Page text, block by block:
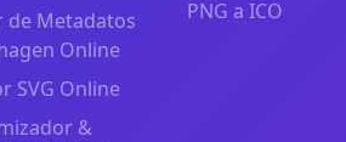
de Metadatos
Online
SVG Online
&
PNG a ICO